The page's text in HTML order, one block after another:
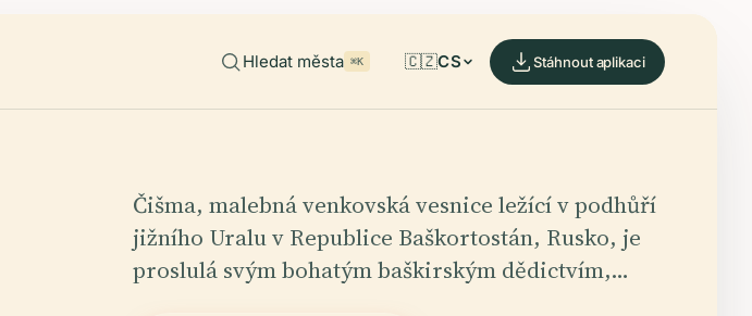
Hledat města ⌘K 🇨🇿CS Stáhnout aplikaci
Čišma, malebná venkovská vesnice ležící v podhůří
jižního Uralu v Republice Baškortostán, Rusko, je
proslulá svým bohatým baškirským dědictvím,…